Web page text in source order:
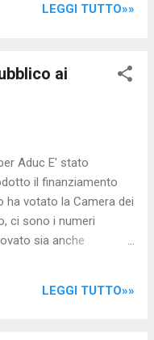
che mette in relazio...
e proprio boom della
Sono ben 80
che hanno scelto
emerge da un’analisi
”Il fenomeno della
sempre di più -
e che porta gli over 65
la propria casa pur
a fronte di un potere
LEGGI TUTTO»»
ai
Aduc E' stato
il finanziamento
ha votato la Camera dei
ci sono i numeri
sia anche
dei soldi fino ad oggi,
LEGGI TUTTO»»